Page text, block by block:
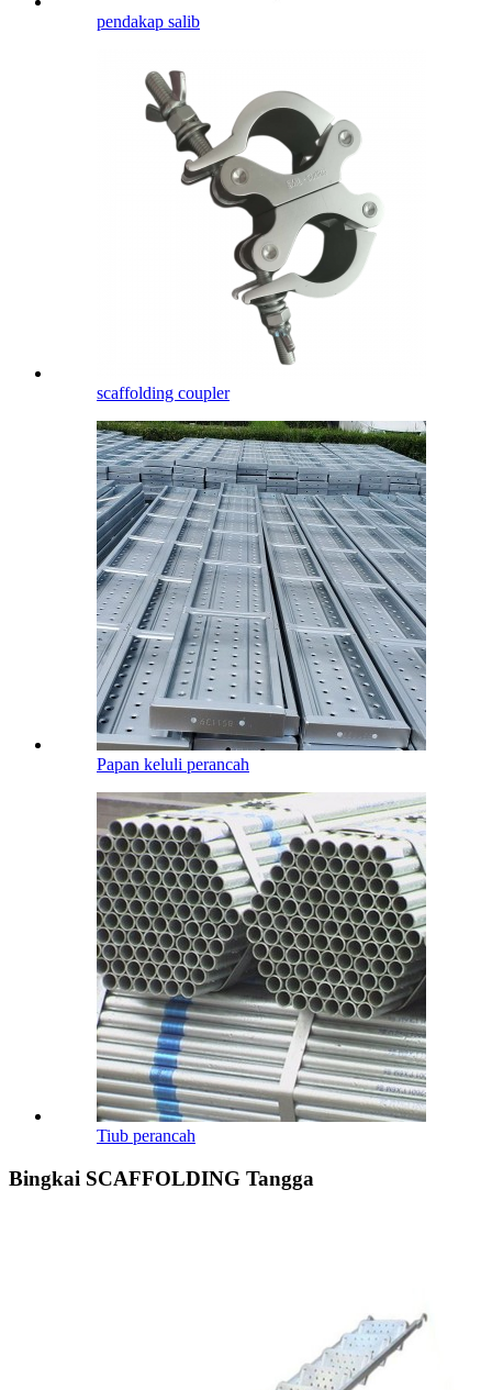
pendakap salib
scaffolding coupler
Papan keluli perancah
Tiub perancah
Bingkai SCAFFOLDING Tangga